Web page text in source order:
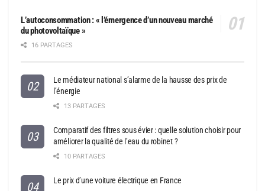
L’autoconsommation : « l’émergence d’un nouveau marché
du photovoltaïque »
16 PARTAGES
Le médiateur national s’alarme de la hausse des prix de
l’énergie
13 PARTAGES
Comparatif des filtres sous évier : quelle solution choisir pour
améliorer la qualité de l’eau du robinet ?
10 PARTAGES
Le prix d’une voiture électrique en France